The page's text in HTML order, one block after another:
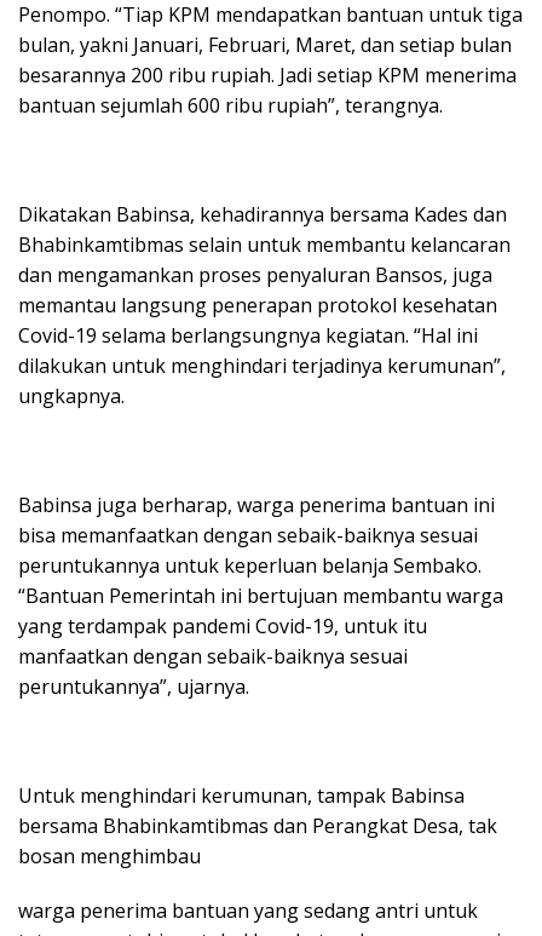
Penompo. “Tiap KPM mendapatkan bantuan untuk tiga
bulan, yakni Januari, Februari, Maret, dan setiap bulan
besarannya 200 ribu rupiah. Jadi setiap KPM menerima
bantuan sejumlah 600 ribu rupiah”, terangnya.
Dikatakan Babinsa, kehadirannya bersama Kades dan
Bhabinkamtibmas selain untuk membantu kelancaran
dan mengamankan proses penyaluran Bansos, juga
memantau langsung penerapan protokol kesehatan
Covid-19 selama berlangsungnya kegiatan. “Hal ini
dilakukan untuk menghindari terjadinya kerumunan”,
ungkapnya.
Babinsa juga berharap, warga penerima bantuan ini
bisa memanfaatkan dengan sebaik-baiknya sesuai
peruntukannya untuk keperluan belanja Sembako.
“Bantuan Pemerintah ini bertujuan membantu warga
yang terdampak pandemi Covid-19, untuk itu
manfaatkan dengan sebaik-baiknya sesuai
peruntukannya”, ujarnya.
Untuk menghindari kerumunan, tampak Babinsa
bersama Bhabinkamtibmas dan Perangkat Desa, tak
bosan menghimbau
warga penerima bantuan yang sedang antri untuk